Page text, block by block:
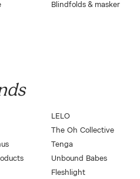
Blindfolds & masker
LELO
The Oh Collective
Tenga
Unbound Babes
Fleshlight